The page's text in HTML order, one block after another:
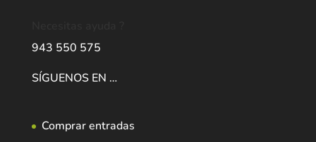
943 550 575
SÍGUENOS EN …
Comprar entradas